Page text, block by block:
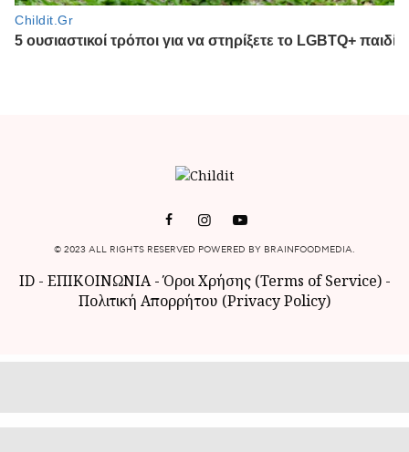
© 2023 ALL RIGHTS RESERVED POWERED BY BRAINFOODMEDIA.
ID- ΕΠΙΚΟΙΝΩΝΙΑ-Όροι Χρήσης (Terms of Service)-
Πολιτική Απορρήτου (Privacy Policy)